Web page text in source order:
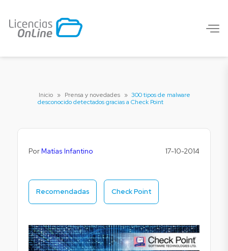
Inicio » Prensa y novedades » 300 tipos de malware
desconocido detectados gracias a Check Point
Por Matías Infantino 17-10-2014
Recomendadas Check Point